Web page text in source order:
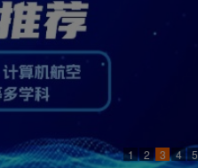
1 2 3 4 5